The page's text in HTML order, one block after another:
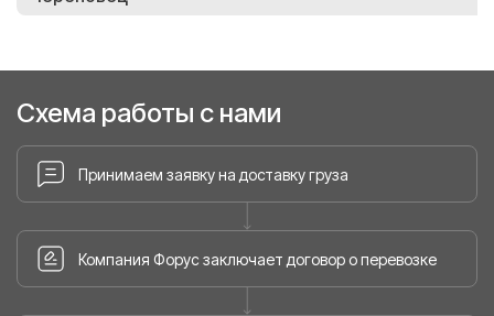
Схема работы с нами
Принимаем заявку на доставку груза
Компания Форус заключает договор о перевозке